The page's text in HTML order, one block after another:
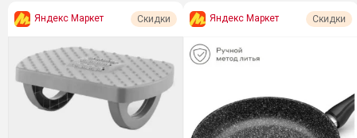
Яндекс Маркет Скидки Яндекс Маркет Скидки